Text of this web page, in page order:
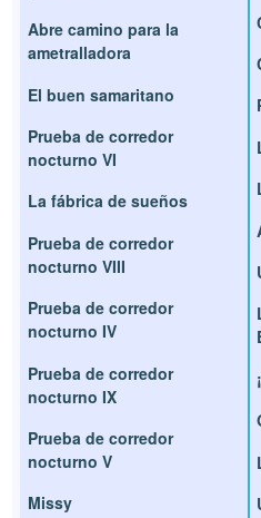
Abre camino para la
ametralladora
El buen samaritano
Prueba de corredor
nocturno VI
La fábrica de sueños
Prueba de corredor
nocturno VIII
Prueba de corredor
nocturno IV
Prueba de corredor
nocturno IX
Prueba de corredor
nocturno V
Missy